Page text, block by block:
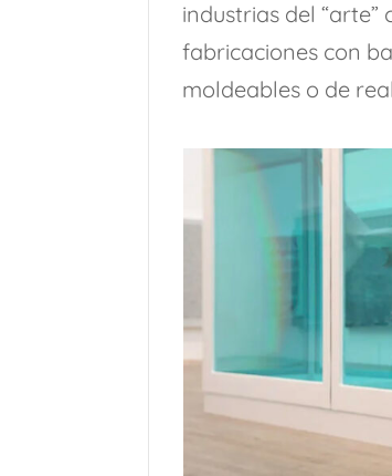
industrias del
fabricaciones con
moldeables o de